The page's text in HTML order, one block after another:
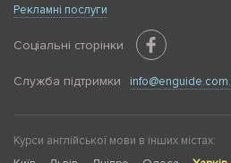
Рекламні послуги
Соціальні сторінки
Служба підтримки
Курси англійської мови в інших містах: